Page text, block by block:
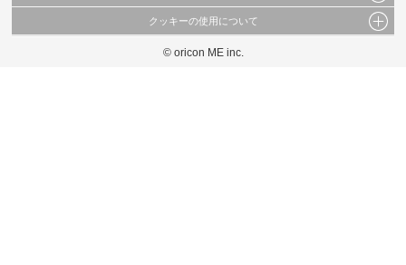
これらの情報を権利者の許可なく無断転載・複製などの二次利用を行うことは固く禁じて
当サイトに掲載している内容はすべてサービスの利用者が提出された見解・感想です。
弊社の見解・ 意見ではないことをご理解いただいた上でご覧ください。
クッキーの使用について
このサイトでは Cookie を使用して、ユーザーに合わせたコンテンツや広告の表示、ソー
© oricon ME inc.